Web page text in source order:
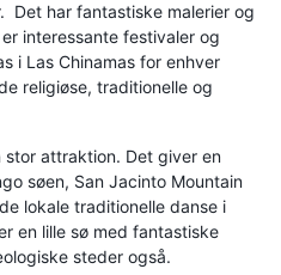
Det har fantastiske malerier og
interessante festivaler og
i Las Chinamas for enhver
religiøse, traditionelle og
stor attraktion. Det giver en
søen, San Jacinto Mountain
lokale traditionelle danse i
en lille sø med fantastiske
steder også.